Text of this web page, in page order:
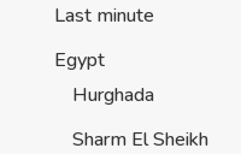
Last minute
Egypt
Hurghada
Sharm El Sheikh